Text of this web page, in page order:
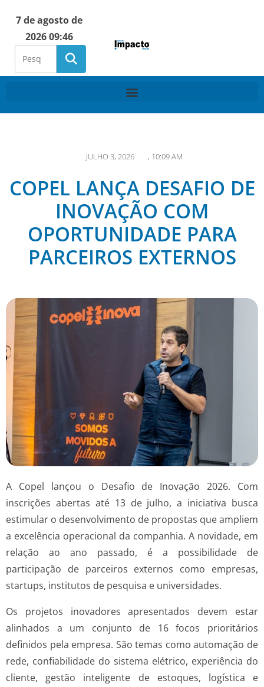
7 de agosto de
2026 09:46
JULHO 3, 2026 , 10:09 AM
COPEL LANÇA DESAFIO DE
INOVAÇÃO COM
OPORTUNIDADE PARA
PARCEIROS EXTERNOS
A Copel lançou o Desafio de Inovação 2026. Com
inscrições abertas até 13 de julho, a iniciativa busca
estimular o desenvolvimento de propostas que ampliem
a excelência operacional da companhia. A novidade, em
relação ao ano passado, é a possibilidade de
participação de parceiros externos como empresas,
startups, institutos de pesquisa e universidades.
Os projetos inovadores apresentados devem estar
alinhados a um conjunto de 16 focos prioritários
definidos pela empresa. São temas como automação de
rede, confiabilidade do sistema elétrico, experiência do
cliente, gestão inteligente de estoques, logística e